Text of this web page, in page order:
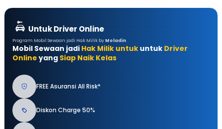
Untuk Driver Online
Program Mobil Sewaan jadi Hak Milik by Moladin
Mobil Sewaan jadi Hak Milik untuk untuk Driver
Online yang Siap Naik Kelas
FREE Asuransi All Risk*
Diskon Charge 50%